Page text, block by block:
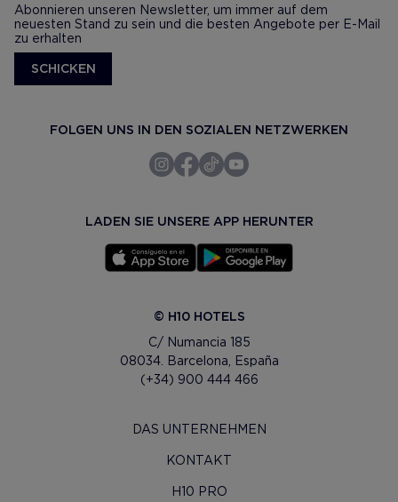
Abonnieren unseren Newsletter, um immer auf dem
neuesten Stand zu sein und die besten Angebote per E-Mail
zu erhalten
SCHICKEN
FOLGEN UNS IN DEN SOZIALEN NETZWERKEN
LADEN SIE UNSERE APP HERUNTER
© H10 HOTELS
C/ Numancia 185
08034. Barcelona, España
(+34) 900 444 466
DAS UNTERNEHMEN
KONTAKT
H10 PRO